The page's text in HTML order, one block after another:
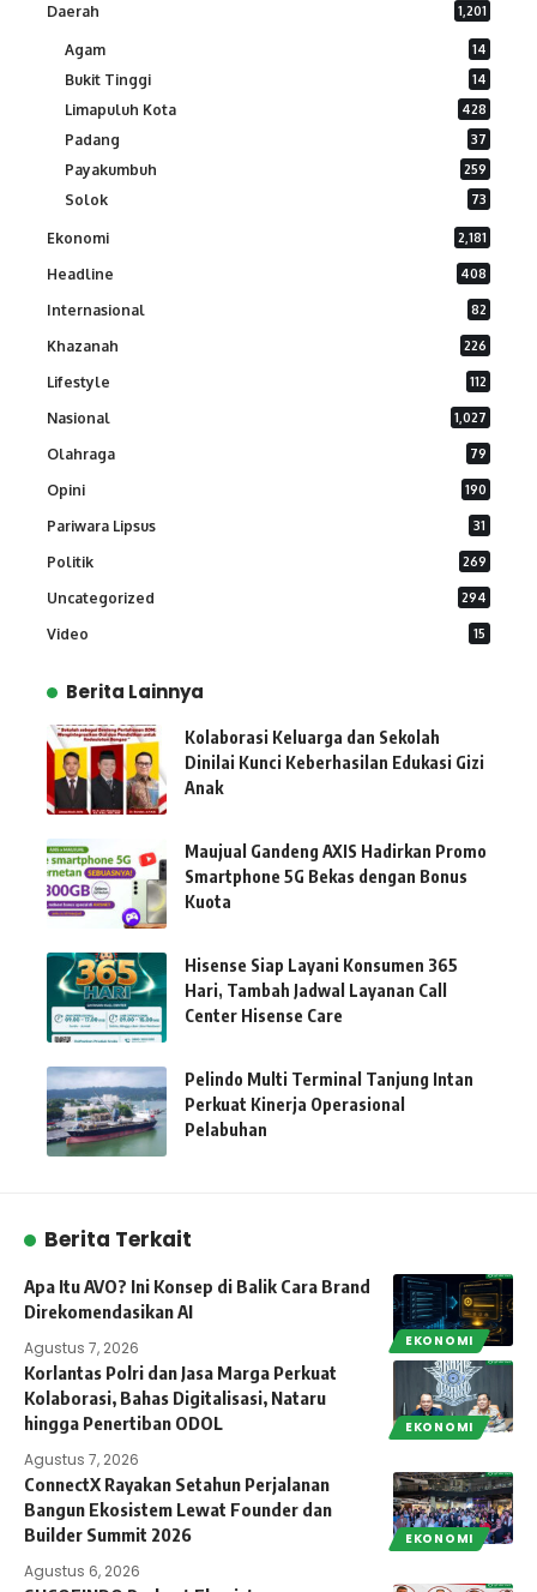
Daerah 1,201
Agam 14
Bukit Tinggi 14
Limapuluh Kota 428
Padang 37
Payakumbuh 259
Solok 73
Ekonomi 2,181
Headline 408
Internasional 82
Khazanah 226
Lifestyle 112
Nasional 1,027
Olahraga 79
Opini 190
Pariwara Lipsus 31
Politik 269
Uncategorized 294
Video 15
Berita Lainnya
Kolaborasi Keluarga dan Sekolah
Dinilai Kunci Keberhasilan Edukasi Gizi
Anak
Maujual Gandeng AXIS Hadirkan Promo
Smartphone 5G Bekas dengan Bonus
Kuota
Hisense Siap Layani Konsumen 365
Hari, Tambah Jadwal Layanan Call
Center Hisense Care
Pelindo Multi Terminal Tanjung Intan
Perkuat Kinerja Operasional
Pelabuhan
Berita Terkait
EKONOMI
Apa Itu AVO? Ini Konsep di Balik Cara Brand
Direkomendasikan AI
Agustus 7, 2026
EKONOMI
Korlantas Polri dan Jasa Marga Perkuat
Kolaborasi, Bahas Digitalisasi, Nataru
hingga Penertiban ODOL
Agustus 7, 2026
EKONOMI
ConnectX Rayakan Setahun Perjalanan
Bangun Ekosistem Lewat Founder dan
Builder Summit 2026
Agustus 6, 2026